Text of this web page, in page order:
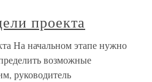
проекта
На начальном этапе нужно
возможные
руководитель